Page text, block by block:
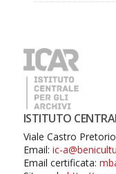
ISTITUTO
Viale Castro
Email: ic-
Email certificata: